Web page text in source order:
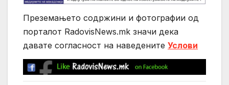
Преземањето содржини и фотографии од
порталот RadovisNews.mk значи дека
давате согласност на нaведените Услови